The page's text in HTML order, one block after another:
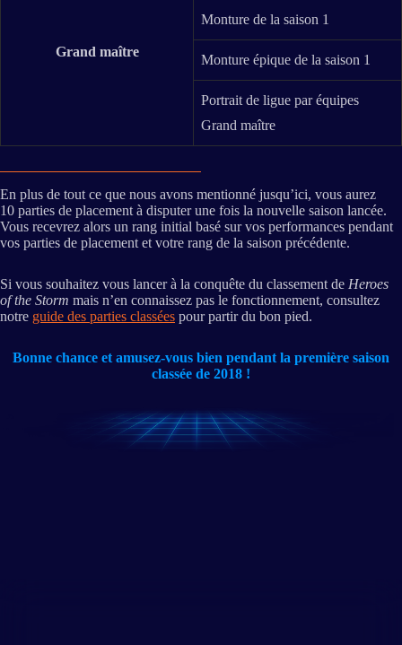
Grand maître
Monture de la saison 1
Monture épique de la saison 1
Portrait de ligue par équipes
Grand maître
En plus de tout ce que nous avons mentionné jusqu’ici, vous aurez
10 parties de placement à disputer une fois la nouvelle saison lancée.
Vous recevrez alors un rang initial basé sur vos performances pendant
vos parties de placement et votre rang de la saison précédente.
Si vous souhaitez vous lancer à la conquête du classement de Heroes
of the Storm mais n’en connaissez pas le fonctionnement, consultez
notre guide des parties classées pour partir du bon pied.
Bonne chance et amusez-vous bien pendant la première saison
classée de 2018 !